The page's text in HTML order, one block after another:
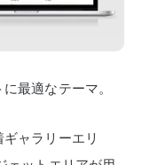
最適なテーマ。
ャラリーエリ